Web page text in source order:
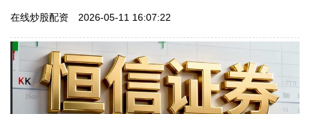
在线炒股配资 2026-05-11 16:07:22